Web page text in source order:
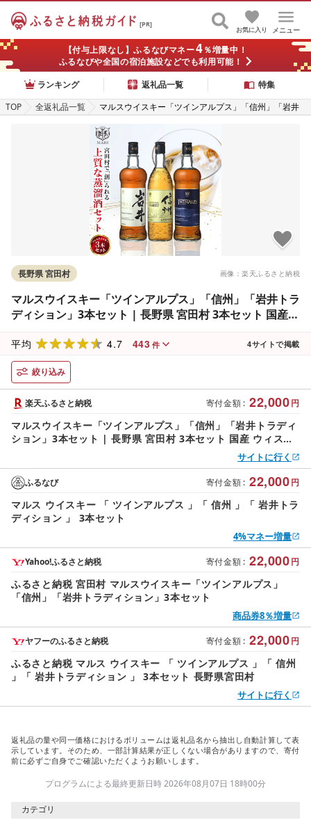
[PR]
メニュー
お気に入り
【付与上限なし】ふるなびマネー4％増量中！
ふるなびや全国の宿泊施設などでも利用可能！
ランキング
返礼品一覧
特集
TOP
全返礼品一覧
マルスウイスキー「ツインアルプス」「信州」「岩井
国産 ウィスキー 洋酒 本坊酒造 750ml 720ml 40% お酒
アルコール ハイボール 水割り ロック 家飲み ギフト プ
レゼント 信州限定 誕生日
画像：楽天ふるさと納税
長野県 宮田村
マルスウイスキー「ツインアルプス」「信州」「岩井トラ
ディション」3本セット | 長野県 宮田村 3本セット 国産
ール ハイボール 水割り ロック 家飲み ギフト プレゼント
信州限定 誕生日
平均 4.7 443 件 4サイトで掲載
絞り込み
寄付金額 : 22,000円
楽天ふるさと納税
マルスウイスキー「ツインアルプス」「信州」「岩井トラディ
ション」3本セット | 長野県 宮田村 3本セット 国産 ウィスキ
ー 洋酒 本坊酒造 750ml 720ml 40% お酒 アルコール ハイボ
ール 水割り ロック 家飲み ギフト プレゼント 信州限定 誕生日
サイトに行く
寄付金額 : 22,000円
ふるなび
マルス ウイスキー 「 ツインアルプス 」「 信州 」「 岩井トラ
ディション 」 3本セット
4%マネー増量
寄付金額 : 22,000円
Yahoo!ふるさと納税
ふるさと納税 宮田村 マルスウイスキー「ツインアルプス」
「信州」「岩井トラディション」3本セット
商品券8％増量
寄付金額 : 22,000円
ヤフーのふるさと納税
ふるさと納税 マルス ウイスキー 「 ツインアルプス 」「 信州
」「 岩井トラディション 」 3本セット 長野県宮田村
サイトに行く
返礼品の量や同一価格におけるボリュームは返礼品名から抽出し自動計算して表
示しています。そのため、一部計算結果が正しくない場合がありますので、寄付
前に必ずご自身でご確認いただくようお願いします。
プログラムによる最終更新日時 2026年08月07日 18時00分
カテゴリ